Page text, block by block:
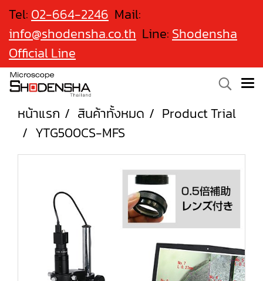
Tel: 02-664-2246 Mail:
info@shodensha.co.th Line: Shodensha
Official Line
หน้าแรก สินค้าทั้งหมด
Product Trial
YTG500CS-MFS